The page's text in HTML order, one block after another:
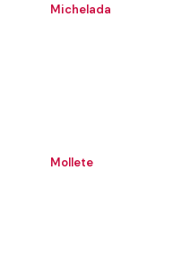
Michelada
Mollete